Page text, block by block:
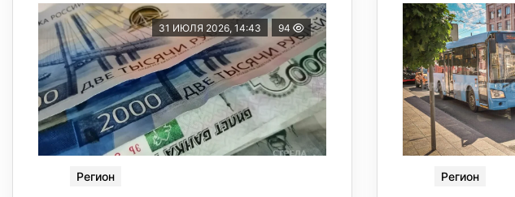
31 ИЮЛЯ 2026, 14:43 94
Регион Регион